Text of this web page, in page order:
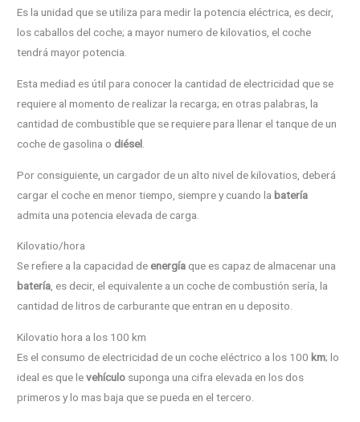
Es la unidad que se utiliza para medir la potencia eléctrica, es decir,
los caballos del coche; a mayor numero de kilovatios, el coche
tendrá mayor potencia.
Esta mediad es útil para conocer la cantidad de electricidad que se
requiere al momento de realizar la recarga; en otras palabras, la
cantidad de combustible que se requiere para llenar el tanque de un
coche de gasolina o diésel
Por consiguiente, un cargador de un alto nivel de kilovatios, deberá
cargar el coche en menor tiempo, siempre y cuando la batería
admita una potencia elevada de carga.
Kilovatio/hora
Se refiere a la capacidad de energía que es capaz de almacenar una
batería, es decir, el equivalente a un coche de combustión sería, la
cantidad de litros de carburante que entran en u deposito.
Kilovatio hora a los 100 km
Es el consumo de electricidad de un coche eléctrico a los 100 km; lo
ideal es que levehículo suponga una cifra elevada en los dos
primeros y lo mas baja que se pueda en el tercero.